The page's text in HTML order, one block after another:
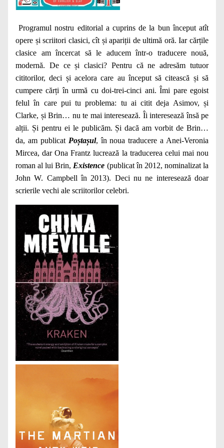
Programul nostru editorial a cuprins de la bun început atît
opere și scriitori clasici, cît și apariții de ultimă oră. Iar cărțile
clasice am încercat să le aducem într-o traducere nouă,
modernă. De ce și clasici? Pentru că ne adresăm tutuor
cititorilor, deci și acelora care au început să citească și să
cumpere cărți în urmă cu doi-trei-cinci ani. Îmi pare egoist
felul în care pui tu problema: tu ai citit deja Asimov, și
Clarke, și Brin… nu te mai interesează. Îi interesează însă pe
alții. Și pentru ei le publicăm. Și dacă am vorbit de Brin…
da, am publicat Poștașul, în noua traducere a Anei-Veronia
Mircea, dar Ona Frantz lucrează la traducerea celui mai nou
roman al lui Brin, Existence (publicat în 2012, nominalizat la
John W. Campbell în 2013). Deci nu ne interesează doar
scrierile vechi ale scriitorilor celebri.